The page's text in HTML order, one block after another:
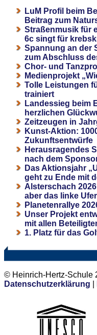
LuM Profil beim
Beitrag zum
Straßenmusik für
6c singt für
Spannung an der
zum Abschluss
Chor- und
Medienprojekt
Tolle Leistungen
trainiert
Landessieg beim
herzlichen
Zeitzeugen in
Kunst-Aktion:
Zukunftsentwürfe
Herausragendes
nach dem
Das Aktionsjahr
geht zu Ende mit
Alsterschach
aber das linke
Planetenrallye
Unser Projekt
mit allen
1. Platz für das
© Heinrich-Hertz-Schule
Datenschutzerklärung